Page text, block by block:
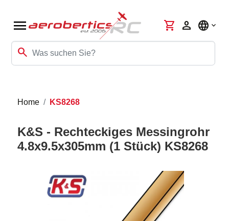
menu
search
shopping_cart person language
Home KS8268
K&S - Rechteckiges Messingrohr
4.8x9.5x305mm (1 Stück) KS8268